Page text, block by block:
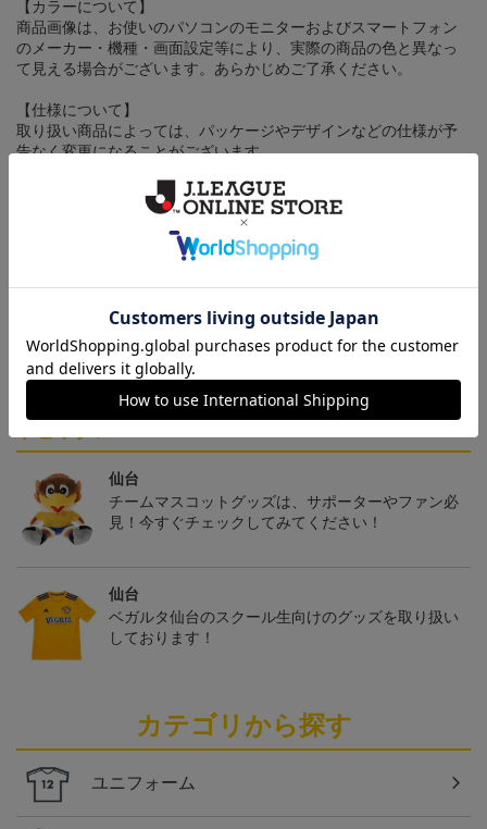
【カラーについて】
商品画像は、お使いのパソコンのモニターおよびスマートフォン
のメーカー・機種・画面設定等により、実際の商品の色と異なっ
て見える場合がございます。あらかじめご了承ください。
【仕様について】
取り扱い商品によっては、パッケージやデザインなどの仕様が予
告なく変更になることがございます。
ヘルプページ
仙台
チームマスコットグッズは、サポーターやファン必
見！今すぐチェックしてみてください！
仙台
ベガルタ仙台のスクール生向けのグッズを取り扱い
しております！
カテゴリから探す
ユニフォーム